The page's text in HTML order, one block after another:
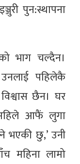
पुन:स्थापना
भाग चल्दैन।
पहिलेकै
छैन। घर
आफैं लुगा
भएकी छु,’ उनी
महिना लामो